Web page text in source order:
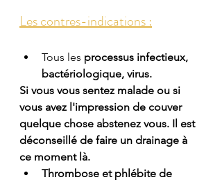
Les contres-indications :
Tous les processus infectieux,
bactériologique, virus.
Si vous vous sentez malade ou si
vous avez l'impression de couver
quelque chose abstenez vous. Il est
déconseillé de faire un drainage à
ce moment là.
Thrombose et phlébite de